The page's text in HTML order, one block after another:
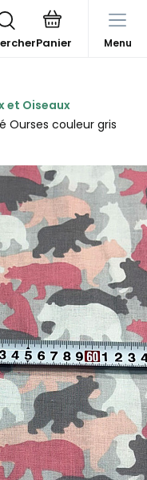
Menu
et Oiseaux
Ourses couleur gris